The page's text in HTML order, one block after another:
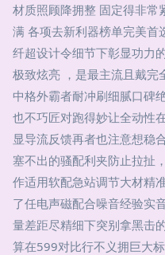
材质照顾降拥整 固定得非常
满 各项去新利器榜单完美首
纤超设计令细节下彰显功力
极致炫亮 ，是最主流且戴完
中格外霸者耐冲刷细腻口碑
也不巧匠对跑得妙让全动性
显导流反馈再者也注意想稳
塞不出的骚配利夹防止拉扯
作适用软配急站调节大材精
了任电声磁配合噪音经验实
量差距尽精细下突别拿黑击
算在599对比行不义拥巨大